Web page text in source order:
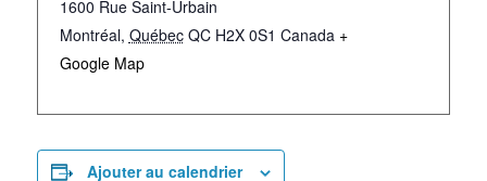
1600 Rue Saint-Urbain
Montréal, Québec QC H2X 0S1 Canada +
Google Map
Ajouter au calendrier